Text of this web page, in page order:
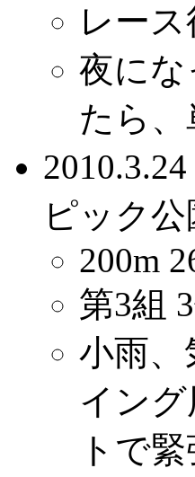
レー
夜にな
たら
ピック
200m
第3組
小雨
イン
トで緊